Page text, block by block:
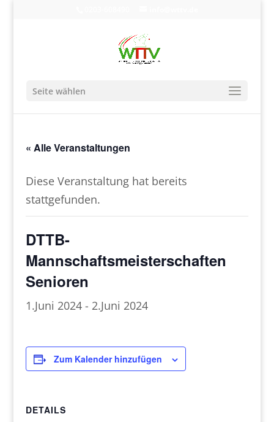
Seite wählen
« Alle Veranstaltungen
Diese Veranstaltung hat bereits
stattgefunden.
DTTB-
Mannschaftsmeisterschaften
Senioren
1.Juni 2024 - 2.Juni 2024
Zum Kalender hinzufügen
DETAILS